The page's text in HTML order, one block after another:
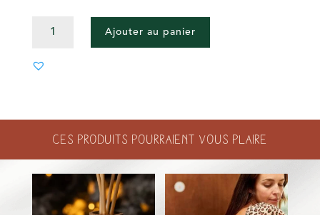
UNI
Ajouter au panier
Ces produits pourraient vous plaire